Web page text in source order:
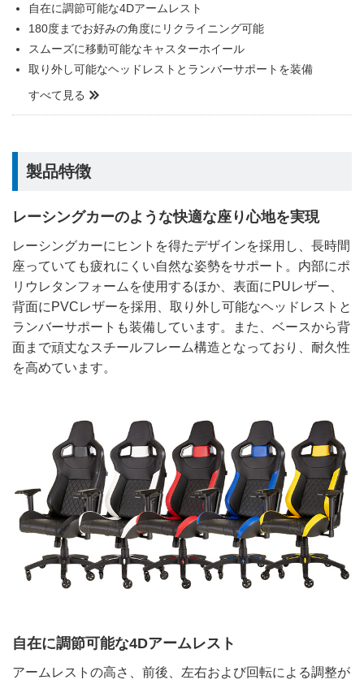
自在に調節可能な4Dアームレスト
180度までお好みの角度にリクライニング可能
スムーズに移動可能なキャスターホイール
取り外し可能なヘッドレストとランバーサポートを装備
すべて見る
製品特徴
レーシングカーのような快適な座り心地を実現
レーシングカーにヒントを得たデザインを採用し、長時間
座っていても疲れにくい自然な姿勢をサポート。内部にポ
リウレタンフォームを使用するほか、表面にPUレザー、
背面にPVCレザーを採用、取り外し可能なヘッドレストと
ランバーサポートも装備しています。また、ベースから背
面まで頑丈なスチールフレーム構造となっており、耐久性
を高めています。
自在に調節可能な4Dアームレスト
アームレストの高さ、前後、左右および回転による調整が